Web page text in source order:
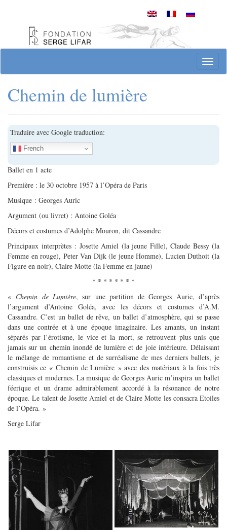
Chemin de lumière
Traduire avec Google traduction:
French
Ballet en 1 acte
Première : le 30 octobre 1957 à l’Opéra de Paris
Musique : Georges Auric
Argument (ou livret) : Antoine Goléa
Décors et costumes d’Adolphe Mouron, dit Cassandre
Principaux interprètes : Josette Amiel (la jeune Fille), Claude Bessy (la
Femme en rouge), Peter Van Dijk (le jeune Homme), Lucien Duthoit (la
Figure en noir), Claire Motte (la Femme en jaune)
* * * * * * * *
« Chemin de Lumière, sur une partition de Georges Auric, d’après
l’argument d’Antoine Goléa, avec les décors et costumes d’A.M.
Cassandre. C’est un ballet de rêve, un ballet d’atmosphère, qui se passe
dans une contrée et à une époque imaginaire. Les amants, un instant
séparés par l’érotisme, le vice et la mort, se retrouvent plus unis que
jamais sur un chemin inondé de lumière et de joie intérieure. Délaissant
le mélange de romantisme et de surréalisme de mes derniers ballets, je
construisis ce « Chemin de Lumière » avec des matériaux à la fois très
classiques et modernes. La musique de Georges Auric m’inspira un ballet
féerique et un drame admirablement accordé à la résonance de notre
époque. Le talent de Josette Amiel et de Claire Motte les consacra Etoiles
de l’Opéra. »
Serge Lifar